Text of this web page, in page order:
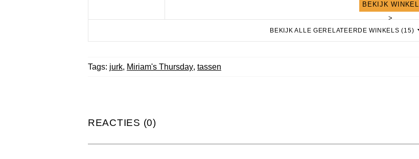
BEKIJK WINKEL
>
BEKIJK ALLE GERELATEERDE WINKELS (15)
Tags: jurk, Miriam's Thursday, tassen
REACTIES (0)